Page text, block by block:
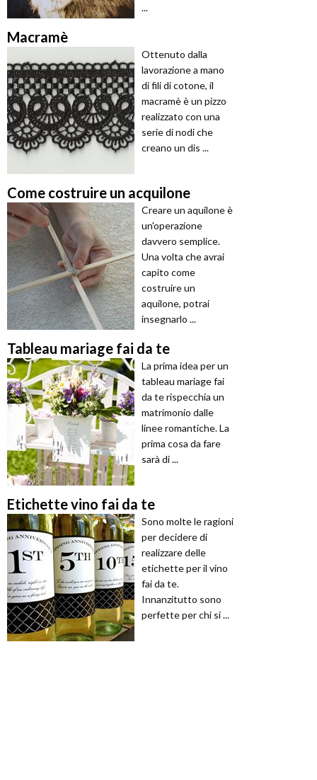
...
Macramè
Ottenuto dalla
lavorazione a mano
di fili di cotone, il
macramè è un pizzo
realizzato con una
serie di nodi che
creano un dis ...
Come costruire un acquilone
Creare un aquilone è
un'operazione
davvero semplice.
Una volta che avrai
capito come
costruire un
aquilone, potrai
insegnarlo ...
Tableau mariage fai da te
La prima idea per un
tableau mariage fai
da te rispecchia un
matrimonio dalle
linee romantiche. La
prima cosa da fare
sarà di ...
Etichette vino fai da te
Sono molte le ragioni
per decidere di
realizzare delle
etichette per il vino
fai da te.
Innanzitutto sono
perfette per chi si ...